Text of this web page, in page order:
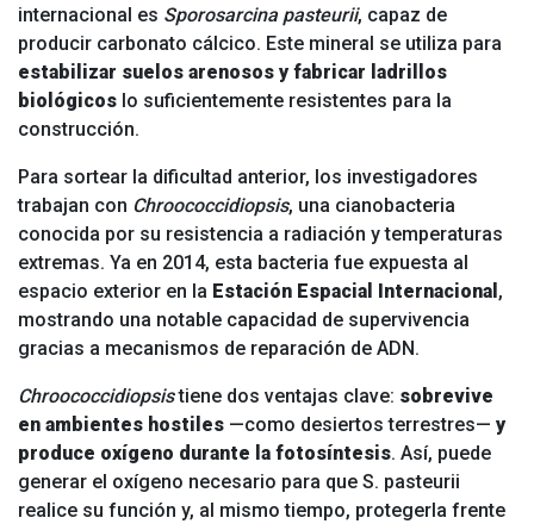
internacional es Sporosarcina pasteurii, capaz de
producir carbonato cálcico. Este mineral se utiliza para
estabilizar suelos arenosos y fabricar ladrillos
biológicos lo suficientemente resistentes para la
construcción.
Para sortear la dificultad anterior, los investigadores
trabajan con Chroococcidiopsis, una cianobacteria
conocida por su resistencia a radiación y temperaturas
extremas. Ya en 2014, esta bacteria fue expuesta al
espacio exterior en la Estación Espacial Internacional ,
mostrando una notable capacidad de supervivencia
gracias a mecanismos de reparación de ADN.
Chroococcidiopsistiene dos ventajas clave: sobrevive
en ambientes hostiles —como desiertos terrestres— y
produce oxígeno durante la fotosíntesis. Así, puede
generar el oxígeno necesario para que S. pasteurii
realice su función y, al mismo tiempo, protegerla frente